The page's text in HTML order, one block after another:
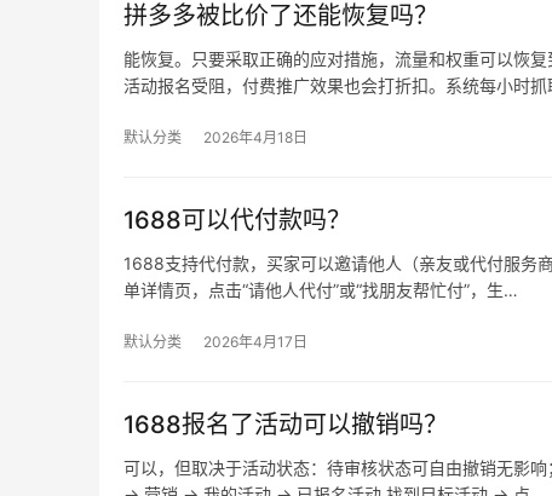
拼多多被比价了还能恢复吗？
能恢复。只要采取正确的应对措施，流量和权重可以恢
活动报名受阻，付费推广效果也会打折扣。系统每小时
默认分类 2026年4月18日
1688可以代付款吗？
1688支持代付款，买家可以邀请他人（亲友或代付服务
单详情页，点击“请他人代付”或“找朋友帮忙付”，生…
默认分类 2026年4月17日
1688报名了活动可以撤销吗？
可以，但取决于活动状态：待审核状态可自由撤销无影